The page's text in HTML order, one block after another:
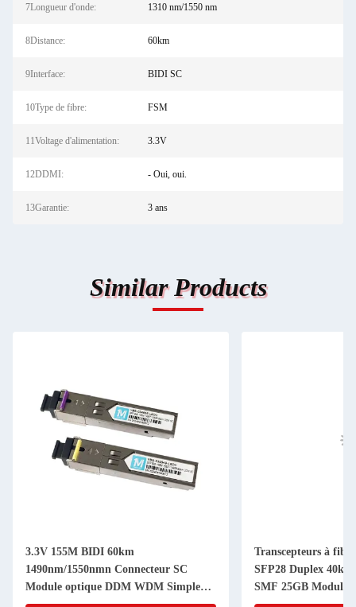
7Longueur d'onde: 1310 nm/1550 nm
8Distance: 60km
9Interface: BIDI SC
10Type de fibre: FSM
11Voltage d'alimentation: 3.3V
12DDMI: - Oui, oui.
13Garantie: 3 ans
Similar Products
3.3V 155M BIDI 60km
1490nm/1550nmn Connecteur SC
Module optique DDM WDM Simplex
Transcepteur Module SFP avec SDK
Transcepteurs à
SFP28 Duplex
SMF 25GB Module
unique SFP28